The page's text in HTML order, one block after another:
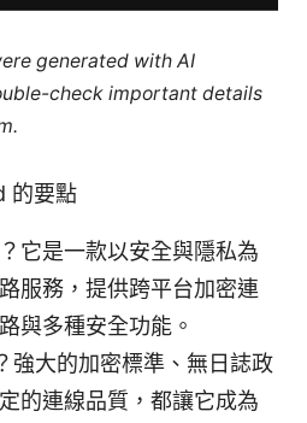
generated with AI
check important details
的要點
它是一款以安全與隱私為
服務，提供跨平台加密連
與多種安全功能。
強大的加密標準、無日誌政
的連線品質，都讓它成為